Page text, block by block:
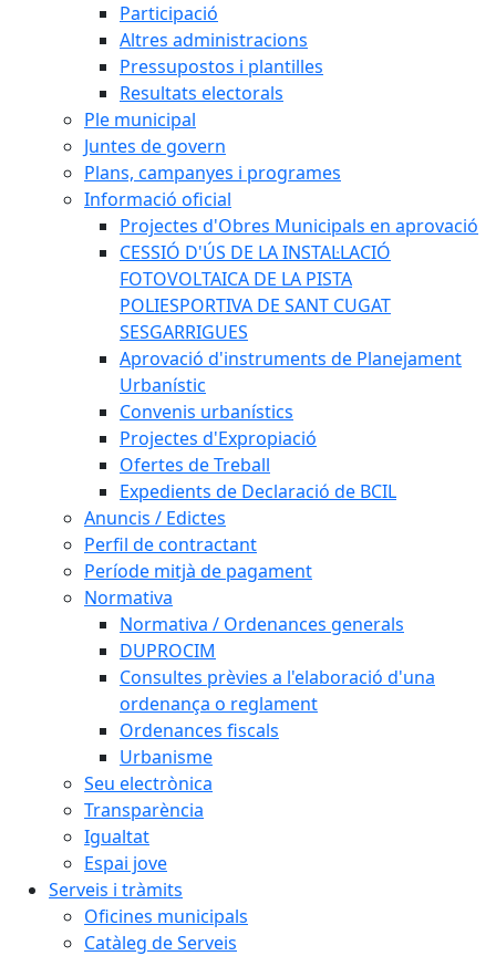
Participació
Altres administracions
Pressupostos i plantilles
Resultats electorals
Ple municipal
Juntes de govern
Plans, campanyes i programes
Informació oficial
Projectes d'Obres Municipals en aprovació
CESSIÓ D'ÚS DE LA INSTAL·LACIÓ
FOTOVOLTAICA DE LA PISTA
POLIESPORTIVA DE SANT CUGAT
SESGARRIGUES
Aprovació d'instruments de Planejament
Urbanístic
Convenis urbanístics
Projectes d'Expropiació
Ofertes de Treball
Expedients de Declaració de BCIL
Anuncis / Edictes
Perfil de contractant
Període mitjà de pagament
Normativa
Normativa / Ordenances generals
DUPROCIM
Consultes prèvies a l'elaboració d'una
ordenança o reglament
Ordenances fiscals
Urbanisme
Seu electrònica
Transparència
Igualtat
Espai jove
Serveis i tràmits
Oficines municipals
Catàleg de Serveis